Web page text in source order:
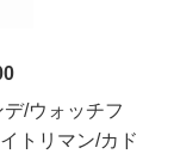
/ウォッチフ
トリマン/カド